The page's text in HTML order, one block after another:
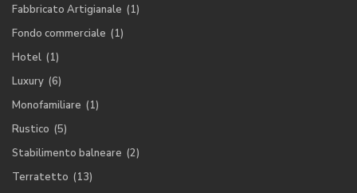
Fabbricato Artigianale (1)
Fondo commerciale (1)
Hotel (1)
Luxury (6)
Monofamiliare (1)
Rustico (5)
Stabilimento balneare (2)
Terratetto (13)